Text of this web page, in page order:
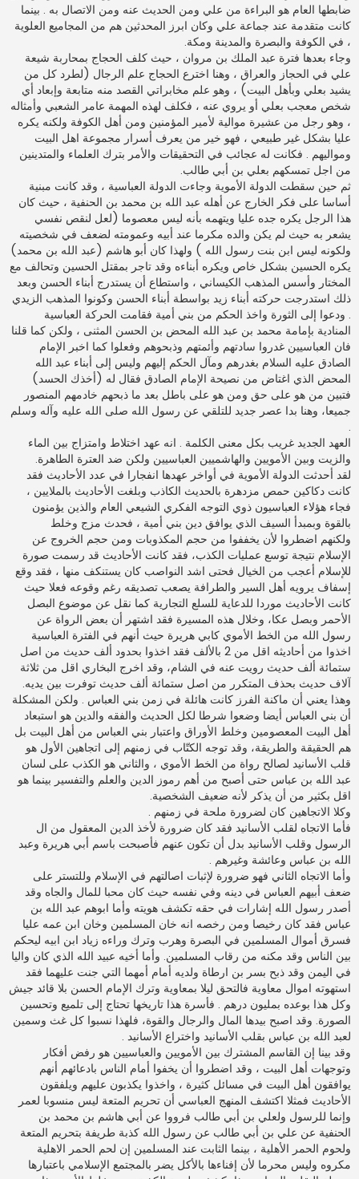
ضابطها العام هو البراءة من علي ومن الحديث عنه ومن الاتصال به . بينما
كانت متقدمة عند جماعة علي وكان ابرز المحدثين هم من المجاميع العلوية
، في الكوفة والبصرة والمدينة ومكة.
وجاء بعدها فترة عبد الملك بن مروان ، حيث كلف الحجاج بمحاربة شيعة
علي في الحجاز والعراق ، وهنا اخترع الحجاج علم الرجال (لطرد كل من
يشيد بعلي وبأهل البيت) ، وهو علم مخابراتي القصد منه متابعة وإبعاد أي
شخص معجب بعلي أو يروي عنه ، فكلف لهذه المهمة عامر الشعبي وأمثاله
، وهو رجل من عشيرة موالية لأمير المؤمنين ومن أهل الكوفة ولكنه يكره
عليا بشكل غير طبيعي ، فهو خير من يعرف أسرار مجموعة اهل البيت
ومواليهم . فكانت له عجائب في التحقيقات والأمر بترك العلماء والمتدينين
من اجل تمسكهم بعلي بن أبي طالب.
ثم حين سقطت الدولة الأموية وجاءت الدولة العباسية ، وقد كانت مبنية
أساسا على فكر الخارج عن أهله عبد الله بن محمد بن الحنفية ، حيث كان
هذا الرجل يكره جده عليا ويتهمه بأنه ليس معصوما (لعل لنقص نفسي
يشعر به حيث لم يكن والده مكرما عند أبيه وعمومته لضعف في شخصيته
ولكونه ليس ابن بنت رسول الله ) ولهذا كان أبو هاشم (عبد الله بن محمد)
يكره الحسين بشكل خاص ويكره أبناءه وقد تاجر بمقتل الحسين وتحالف مع
المختار وأسس المذهب الكيساني ، واستطاع أن يستدرج أبناء الحسن وبعد
ذلك استدرجت حركته أبناء زيد بواسطة أبناء الحسن وكونوا المذهب الزيدي
. ودعوا إلى الثورة واخذ الحكم من بني أمية فقامت الحركة العباسية
المنادية بإمامة محمد بن عبد الله المحض بن الحسن المثنى ، ولكن كما قلنا
فان العباسيين غدروا سادتهم وأئمتهم وذبحوهم وفعلوا كما اخبر الإمام
الصادق عليه السلام بغدرهم ومآل الحكم إليهم وليس إلى أبناء عبد الله
المحض الذي اغتاض من نصيحة الإمام الصادق فقال له (أخذك الحسد)
فتبين من هو على حق ومن هو على باطل بعد ما ذبحهم خادمهم المنصور
جميعا، وهنا بدا عصر جديد للتلقي عن رسول الله صلى الله عليه وآله وسلم
.
العهد الجديد غريب بكل معنى الكلمة . انه عهد اختلاط وامتزاج بين الماء
والزيت وبين الأمويين والهاشميين العباسيين ولكن ضد العترة الطاهرة.
لقد أحدثت الدولة الأموية في أواخر عهدها انفجارا في عدد الأحاديث فقد
كانت دكاكين حمص مزدهرة بالحديث الكاذب وبلغت الأحاديث بالملايين ،
فجاء هؤلاء العباسيون ذوي التوجه الفكري الشيعي العام والذين يؤمنون
بالقوة وبمبدأ السيف الذي يوافق دين بني أمية ، فحدث مزج وخلط
ولكنهم اضطروا لأن يخففوا من حجم المكذوبات ومن حجم الخروج عن
الإسلام نتيجة توسع عمليات الكذب، فقد كانت الأحاديث قد رسمت صورة
للإسلام أعجب من الخيال فحتى اشد النواصب كان يستنكف منها ، فقد وقع
إسفاف يرويه أهل السير والطرافة يصعب تصديقه رغم وقوعه فعلا حيث
كانت الأحاديث موردا للدعاية للسلع التجارية كما نقل عن موضوع البصل
الأحمر وبصل عكا، وخلال هذه المسيرة فقد اشتهر أن بعض الرواة عن
رسول الله من الخط الأموي كابي هريرة حيث أنهم في الفترة العباسية
اخذوا من أحاديثه اقل من 2 بالألف فقد اخذوا بحدود ألف حديث من اصل
ستمائة ألف حديث رويت عنه في الشام، وقد اخرج البخاري اقل من ثلاثة
آلاف حديث بحذف المتكرر من اصل ستمائة ألف حديث توفرت بين يديه.
وهذا يعني أن ماكنة الفرز كانت هائلة في زمن بني العباس . ولكن المشكلة
أن بني العباس أيضا وضعوا شرطا لكل الحديث والفقه والدين هو استبعاد
أهل البيت المعصومين وخلط الأوراق واعتبار بني العباس من أهل البيت بل
هم الحقيقة والطريقة، وقد توجه الكتّاب في زمنهم إلى اتجاهين الأول هو
قلب الأسانيد لصالح رواة من الخط الأموي ، والثاني هو الكذب على لسان
عبد الله بن عباس حتى أصبح من أهم رموز الدين والعلم والتفسير بينما هو
اقل بكثير من أن يذكر لأنه ضعيف الشخصية.
وكلا الاتجاهين كان لضرورة ملحة في زمنهم .
فأما الاتجاه لقلب الأسانيد فقد كان ضرورة لأخذ الدين المعقول من ال
الرسول وقلب الأسانيد بدل أن تكون عنهم فأصبحت باسم أبي هريرة وعبد
الله بن عباس وعائشة وغيرهم .
وأما الاتجاه الثاني فهو ضرورة لإثبات اصالتهم في الإسلام وللتستر على
ضعف أبيهم العباس في دينه وفي نفسه حيث كان محبا للمال والجاه وقد
أصدر رسول الله إشارات في حقه تكشف هويته وأما ابوهم عبد الله بن
عباس فقد كان رخيصا ومن رخصه انه خان المسلمين وخان ابن عمه عليا
فسرق أموال المسلمين في البصرة وهرب وترك وراءه زياد ابن ابيه ليحكم
بين الناس وقد مكنه من رقاب المسلمين. وأما أخيه عبيد الله الذي كان واليا
في اليمن وقد ذبح بسر بن ارطاة ولديه أمام أمهما التي جنت عليهما فقد
استهوته اموال معاوية فالتحق ليلا بمعاوية وترك الإمام الحسن بلا قائد جيش
وكل هذا بوعده بمليون درهم . فأسرة هذا تاريخها تحتاج إلى تلميع وتحسين
الصورة. وقد اصبح بيدها المال والرجال والقوة، فلهذا نسبوا كل غث وسمين
لعبد الله بن عباس بقلب الأسانيد واختراع الأسانيد .
وقد بينا إن القاسم المشترك بين الأمويين والعباسيين هو رفض أفكار
وتوجهات أهل البيت ، وقد اضطروا أن يخفوا أمام الناس بادعائهم أنهم
يوافقون أهل البيت في مسائل كثيرة ، واخذوا يكذبون عليهم ويلفقون
الأحاديث فمثلا اكتشف المنهج العباسي أن تحريم المتعة ليس منسوبا لعمر
وإنما للرسول ولعلي بن أبي طالب فرووا عن أبي هاشم بن محمد بن
الحنفية عن علي بن أبي طالب عن رسول الله كذبة طريفة بتحريم المتعة
ولحوم الحمر الأهلية ، بينما الثابت عند المسلمين إن لحم الحمر الاهلية
مكروه وليس محرما لأن إفناءها بالأكل يضر بالمجتمع الإسلامي باعتبارها